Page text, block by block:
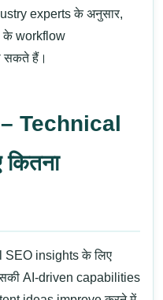
experts के अनुसार,
के workflow
सकते हैं।
Technical
insights के लिए
AI-driven capabilities